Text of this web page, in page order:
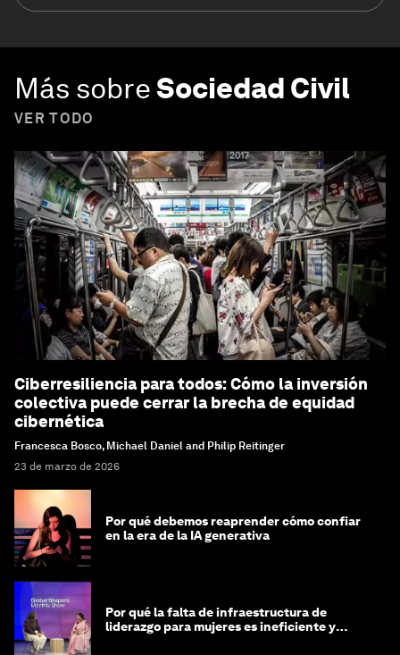
Más sobreSociedad Civil
VER TODO
Ciberresiliencia para todos: Cómo la inversión
colectiva puede cerrar la brecha de equidad
cibernética
Francesca Bosco, Michael Daniel and Philip Reitinger
23 de marzo de 2026
Por qué debemos reaprender cómo confiar
en la era de la IA generativa
Por qué la falta de infraestructura de
liderazgo para mujeres es ineficiente y